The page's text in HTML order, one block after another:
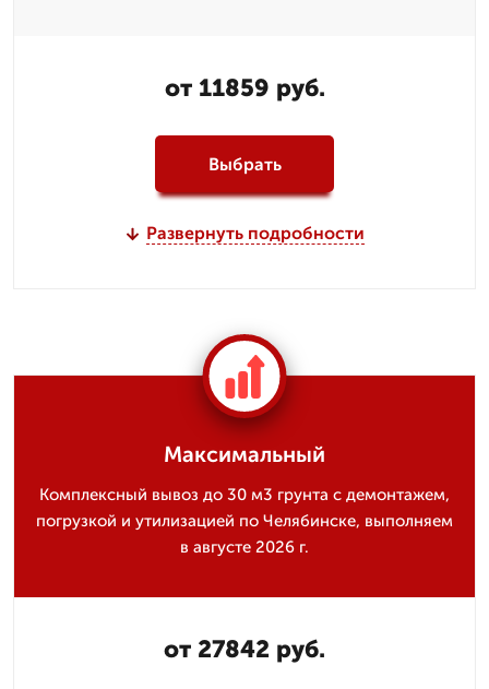
от 11859 руб.
Выбрать
Развернуть подробности
Максимальный
Комплексный вывоз до 30 м3 грунта с демонтажем,
погрузкой и утилизацией по Челябинске, выполняем
в августе 2026 г.
от 27842 руб.